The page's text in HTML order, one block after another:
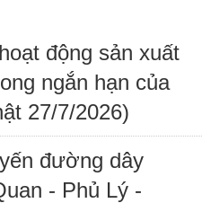
động sản xuất
ngắn hạn của
27/7/2026)
đường dây
- Phủ Lý -